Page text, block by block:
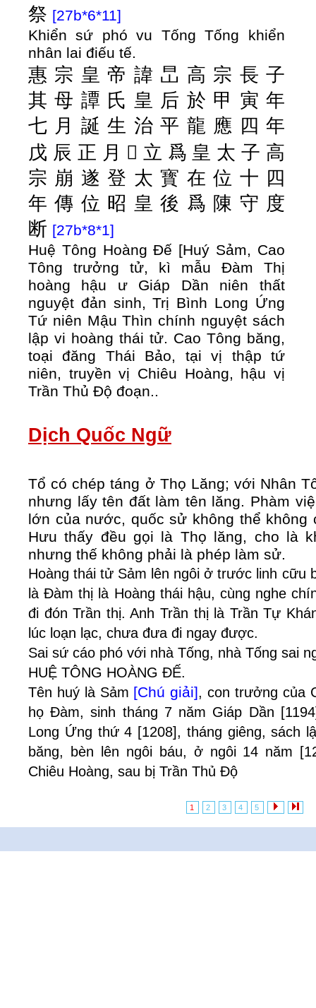
祭 [27b*6*11]
Khiển sứ phó vu Tống Tống khiển
nhân lai điếu tế.
惠 宗 皇 帝 諱 旵 高 宗 長子
其母 譚 氏 皇 后 於 甲 寅年
七 月 誕生 治平 龍 應 四年
戊 辰 正 月 𱏺 立 爲 皇 太子 高
宗 崩 遂登 太寳 在位 十 四
年傳 位 昭 皇後 爲 陳 守 度
断 [27b*8*1]
Huệ Tông Hoàng Đế [Huý Sảm, Cao
Tông trưởng tử, kì mẫu Đàm Thị
hoàng hậu ư Giáp Dần niên thất
nguyệt đản sinh, Trị Bình Long Ứng
Tứ niên Mậu Thìn chính nguyệt sách
lập vi hoàng thái tử. Cao Tông băng,
toại đăng Thái Bảo, tại vị thập tứ
niên, truyền vị Chiêu Hoàng, hậu vị
Trần Thủ Độ đoạn..
Dịch Quốc Ngữ
Tổ có chép táng ở Thọ Lăng; với Nhân
nhưng lấy tên đất làm tên lăng. Phàm
lớn của nước, quốc sử không thể không
Hưu thấy đều gọi là Thọ lăng, cho là
nhưng thế không phải là phép làm sử.
Hoàng thái tử Sảm lên ngôi ở trước linh cữu
là Đàm thị là Hoàng thái hậu, cùng nghe
đi đón Trần thị. Anh Trần thị là Trần Tự
lúc loạn lạc, chưa đưa đi ngay được.
Sai sứ cáo phó với nhà Tống, nhà Tống sai
HUỆ TÔNG HOÀNG ĐẾ.
Tên huý là Sảm [Chú giải], con trưởng của
họ Đàm, sinh tháng 7 năm Giáp Dần
Long Ứng thứ 4 [1208], tháng giêng, sách
băng, bèn lên ngôi báu, ở ngôi 14 năm
Chiêu Hoàng, sau bị Trần Thủ Độ
1 2 3 4 5